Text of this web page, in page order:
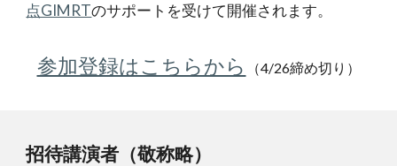
点GIMRTのサポートを受けて開催されます。
参加登録はこちらから （4/26締め切り）
招待講演者（敬称略）